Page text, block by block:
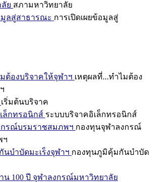
ย สภามหาวิทยาลัย
มูลสู่สาธารณะ การเปิดเผยข้อมูลสู่
ต้องบริจาคให้จุฬาฯ เหตุผลที่...ทำไมต้อง
เริ่มต้นบริจาค
ล็กทรอนิกส์ ระบบบริจาคอิเล็กทรอนิกส์
กรณ์บรมราชสมภพฯ กองทุนจุฬาลงกรณ์
ฯ
บำบัดมะเร็งจุฬาฯ กองทุนภูมิคุ้มกันบำบัด
น 100 ปี จุฬาลงกรณ์มหาวิทยาลัย